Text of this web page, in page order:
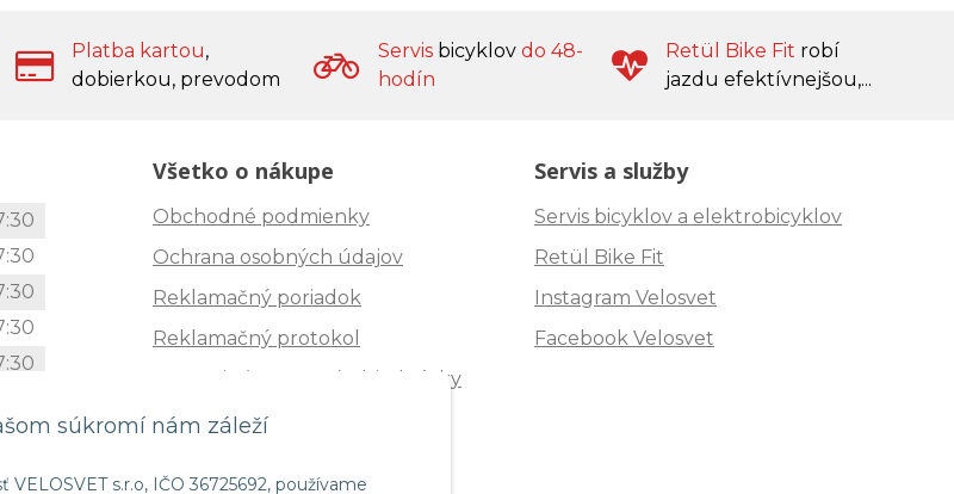
súkromí nám záleží
VELOSVET s.r.o, IČO 36725692, používame
Platba kartou,
dobierkou, prevodom
Servis bicyklov do 48-
hodín
Retül Bike Fit robí
jazdu efektívnejšou,...
Všetko o nákupe
Obchodné podmienky
Ochrana osobných údajov
Reklamačný poriadok
Reklamačný protokol
Zrušenie (STORNO) objednávky
Doprava
Servis a služby
Servis bicyklov a elektrobicyklov
Retül Bike Fit
Instagram Velosvet
Facebook Velosvet